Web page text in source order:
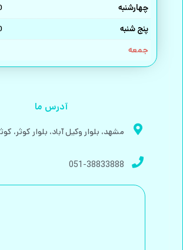
چهارشنبه
پنج شنبه
جمعه
آدرس ما
مشهد، بلوار وکیل آباد، بلوار کوثر،
051-38833888